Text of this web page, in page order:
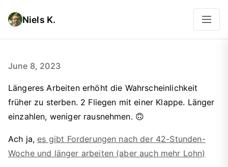
Niels K.
June 8, 2023
Längeres Arbeiten erhöht die Wahrscheinlichkeit
früher zu sterben. 2 Fliegen mit einer Klappe. Länger
einzahlen, weniger rausnehmen. 🙃
Ach ja,es gibt Forderungen nach der 42-Stunden-
Woche und länger arbeiten (aber auch mehr Lohn)